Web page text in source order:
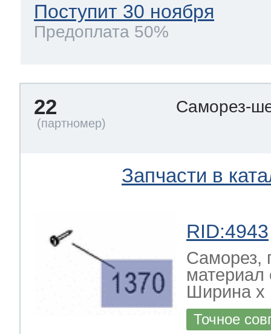
Поступит 30 ноября
Предоплата 50%
22 Саморез-
Запчасти в
RID:4943
Саморез,
Ширина х
Точное